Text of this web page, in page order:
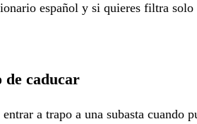
español y si quieres filtra
de caducar
a trapo a una subasta cuando